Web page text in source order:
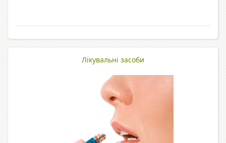
Лікувальні засоби